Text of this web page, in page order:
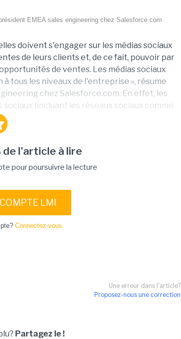
EMEA sales engineering chez Salesforce.com
doivent s'engager sur les médias sociaux
de leurs clients et, de ce fait, pouvoir par
de ventes. Les médias sociaux
tous les niveaux de l'entreprise », résume
chez Salesforce.com. En effet, les
(incluant les réseaux sociaux comme
l'article à lire
pour poursuivre la lecture
LMI
Connectez-vous
Une erreur dans l'article?
Proposez-nous une correction
Partagez le !